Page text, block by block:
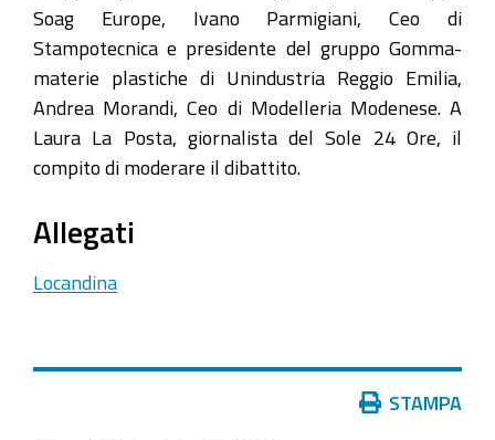
Soag Europe, Ivano Parmigiani, Ceo di
Stampotecnica e presidente del gruppo Gomma-
materie plastiche di Unindustria Reggio Emilia,
Andrea Morandi, Ceo di Modelleria Modenese. A
Laura La Posta, giornalista del Sole 24 Ore, il
compito di moderare il dibattito.
Allegati
Locandina
STAMPA